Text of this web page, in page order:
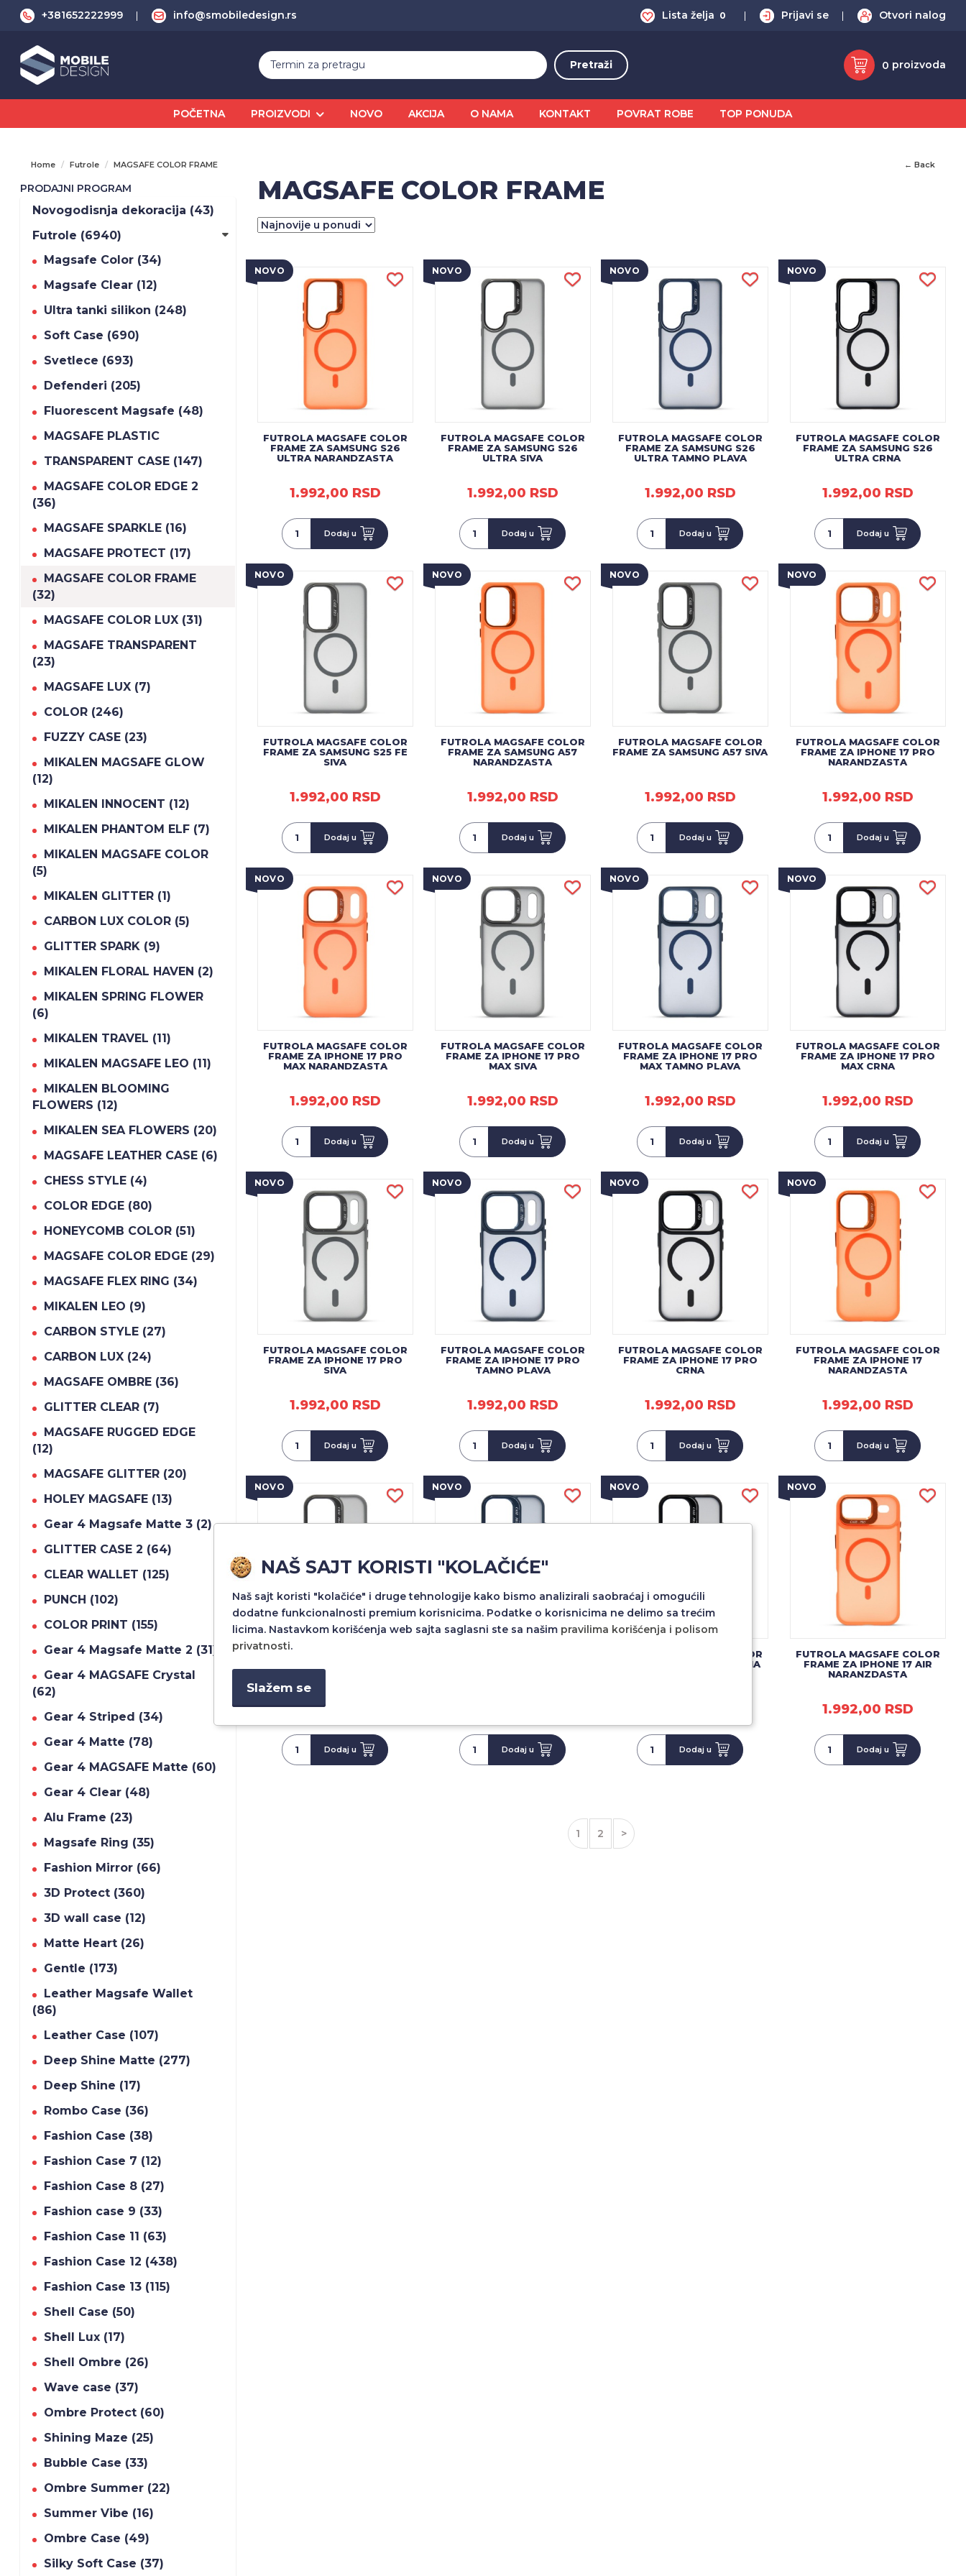
+381652222999 info@smobiledesign.rs Lista želja 0 Prijavi se Otvori nalog
0 proizvoda
POČETNA PROIZVODI NOVO AKCIJA O NAMA KONTAKT POVRAT ROBE TOP PONUDA
Home Futrole MAGSAFE COLOR FRAME ← Back
PRODAJNI PROGRAM
Novogodisnja dekoracija (43)
Futrole (6940)
Magsafe Color (34)
Magsafe Clear (12)
Ultra tanki silikon (248)
Soft Case (690)
Svetlece (693)
Defenderi (205)
Fluorescent Magsafe (48)
MAGSAFE PLASTIC
TRANSPARENT CASE (147)
MAGSAFE COLOR EDGE 2
(36)
MAGSAFE SPARKLE (16)
MAGSAFE PROTECT (17)
MAGSAFE COLOR FRAME
(32)
MAGSAFE COLOR LUX (31)
MAGSAFE TRANSPARENT
(23)
MAGSAFE LUX (7)
COLOR (246)
FUZZY CASE (23)
MIKALEN MAGSAFE GLOW
(12)
MIKALEN INNOCENT (12)
MIKALEN PHANTOM ELF (7)
MIKALEN MAGSAFE COLOR
(5)
MIKALEN GLITTER (1)
CARBON LUX COLOR (5)
GLITTER SPARK (9)
MIKALEN FLORAL HAVEN (2)
MIKALEN SPRING FLOWER
(6)
MIKALEN TRAVEL (11)
MIKALEN MAGSAFE LEO (11)
MIKALEN BLOOMING
FLOWERS (12)
MIKALEN SEA FLOWERS (20)
MAGSAFE LEATHER CASE (6)
CHESS STYLE (4)
COLOR EDGE (80)
HONEYCOMB COLOR (51)
MAGSAFE COLOR EDGE (29)
MAGSAFE FLEX RING (34)
MIKALEN LEO (9)
CARBON STYLE (27)
CARBON LUX (24)
MAGSAFE OMBRE (36)
GLITTER CLEAR (7)
MAGSAFE RUGGED EDGE
(12)
MAGSAFE GLITTER (20)
HOLEY MAGSAFE (13)
Gear 4 Magsafe Matte 3 (2)
GLITTER CASE 2 (64)
CLEAR WALLET (125)
PUNCH (102)
COLOR PRINT (155)
Gear 4 Magsafe Matte 2 (31)
Gear 4 MAGSAFE Crystal
(62)
Gear 4 Striped (34)
Gear 4 Matte (78)
Gear 4 MAGSAFE Matte (60)
Gear 4 Clear (48)
Alu Frame (23)
Magsafe Ring (35)
Fashion Mirror (66)
3D Protect (360)
3D wall case (12)
Matte Heart (26)
Gentle (173)
Leather Magsafe Wallet
(86)
Leather Case (107)
Deep Shine Matte (277)
Deep Shine (17)
Rombo Case (36)
Fashion Case (38)
Fashion Case 7 (12)
Fashion Case 8 (27)
Fashion case 9 (33)
Fashion Case 11 (63)
Fashion Case 12 (438)
Fashion Case 13 (115)
Shell Case (50)
Shell Lux (17)
Shell Ombre (26)
Wave case (37)
Ombre Protect (60)
Shining Maze (25)
Bubble Case (33)
Ombre Summer (22)
Summer Vibe (16)
Ombre Case (49)
Silky Soft Case (37)
MAGSAFE COLOR FRAME
NOVO
FUTROLA MAGSAFE COLOR
FRAME ZA SAMSUNG S26
ULTRA NARANDZASTA
1.992,00 RSD
Dodaj u
NOVO
FUTROLA MAGSAFE COLOR
FRAME ZA SAMSUNG S26
ULTRA SIVA
1.992,00 RSD
Dodaj u
NOVO
FUTROLA MAGSAFE COLOR
FRAME ZA SAMSUNG S26
ULTRA TAMNO PLAVA
1.992,00 RSD
Dodaj u
NOVO
FUTROLA MAGSAFE COLOR
FRAME ZA SAMSUNG S26
ULTRA CRNA
1.992,00 RSD
Dodaj u
NOVO
FUTROLA MAGSAFE COLOR
FRAME ZA SAMSUNG S25 FE
SIVA
1.992,00 RSD
Dodaj u
NOVO
FUTROLA MAGSAFE COLOR
FRAME ZA SAMSUNG A57
NARANDZASTA
1.992,00 RSD
Dodaj u
NOVO
FUTROLA MAGSAFE COLOR
FRAME ZA SAMSUNG A57 SIVA
1.992,00 RSD
Dodaj u
NOVO
FUTROLA MAGSAFE COLOR
FRAME ZA IPHONE 17 PRO
NARANDZASTA
1.992,00 RSD
Dodaj u
NOVO
FUTROLA MAGSAFE COLOR
FRAME ZA IPHONE 17 PRO
MAX NARANDZASTA
1.992,00 RSD
Dodaj u
NOVO
FUTROLA MAGSAFE COLOR
FRAME ZA IPHONE 17 PRO
MAX SIVA
1.992,00 RSD
Dodaj u
NOVO
FUTROLA MAGSAFE COLOR
FRAME ZA IPHONE 17 PRO
MAX TAMNO PLAVA
1.992,00 RSD
Dodaj u
NOVO
FUTROLA MAGSAFE COLOR
FRAME ZA IPHONE 17 PRO
MAX CRNA
1.992,00 RSD
Dodaj u
NOVO
FUTROLA MAGSAFE COLOR
FRAME ZA IPHONE 17 PRO
SIVA
1.992,00 RSD
Dodaj u
NOVO
FUTROLA MAGSAFE COLOR
FRAME ZA IPHONE 17 PRO
TAMNO PLAVA
1.992,00 RSD
Dodaj u
NOVO
FUTROLA MAGSAFE COLOR
FRAME ZA IPHONE 17 PRO
CRNA
1.992,00 RSD
Dodaj u
NOVO
FUTROLA MAGSAFE COLOR
FRAME ZA IPHONE 17
NARANDZASTA
1.992,00 RSD
Dodaj u
NOVO
1.992,00 RSD
Dodaj u
NOVO
Dodaj u
NOVO
FUTROLA MAGSAFE COLOR
FRAME ZA IPHONE 17 CRNA
Dodaj u
NOVO
FUTROLA MAGSAFE COLOR
FRAME ZA IPHONE 17 AIR
NARANZDASTA
1.992,00 RSD
Dodaj u
1 2 >
NAŠ SAJT KORISTI "KOLAČIĆE"
Naš sajt koristi "kolačiće" i druge tehnologije kako bismo analizirali saobraćaj i omogućili
dodatne funkcionalnosti premium korisnicima. Podatke o korisnicima ne delimo sa trećim
licima. Nastavkom korišćenja web sajta saglasni ste sa našim pravilima korišćenja i polisom
privatnosti.
Slažem se